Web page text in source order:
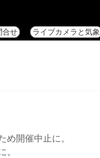
合せ ライブカメラと気象
め開催中止に。
。